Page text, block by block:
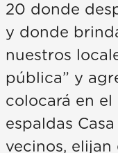
20 donde
y donde
nuestros
pública” y
colocará en
espaldas
vecinos,